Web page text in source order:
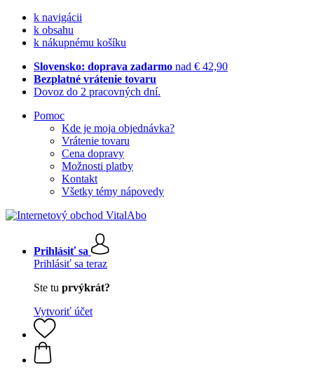
k navigácii
k obsahu
k nákupnému košíku
Slovensko: doprava zadarmo nad € 42,90
Bezplatné vrátenie tovaru
Dovoz do 2 pracovných dní.
Pomoc
Kde je moja objednávka?
Vrátenie tovaru
Cena dopravy
Možnosti platby
Kontakt
Všetky témy nápovedy
Prihlásiť sa
Prihlásiť sa teraz
Ste tu prvýkrát?
Vytvoriť účet